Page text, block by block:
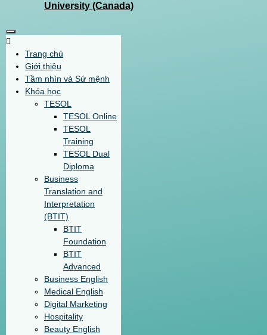
University (Canada)
Trang chủ
Giới thiệu
Tầm nhìn và Sứ mệnh
Khóa học
TESOL
TESOL Online
TESOL
Training
TESOL Dual
Diploma
Business
Translation and
Interpretation
(BTIT)
BTIT
Foundation
BTIT
Advanced
Business English
Medical English
Digital Marketing
Hospitality
Beauty English